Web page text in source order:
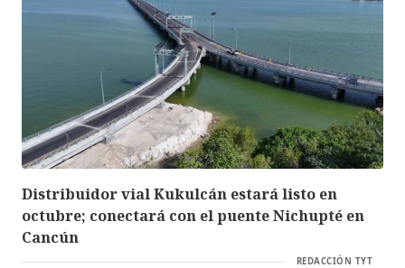
Distribuidor vial Kukulcán estará listo en
octubre; conectará con el puente Nichupté en
Cancún
REDACCIÓN TYT